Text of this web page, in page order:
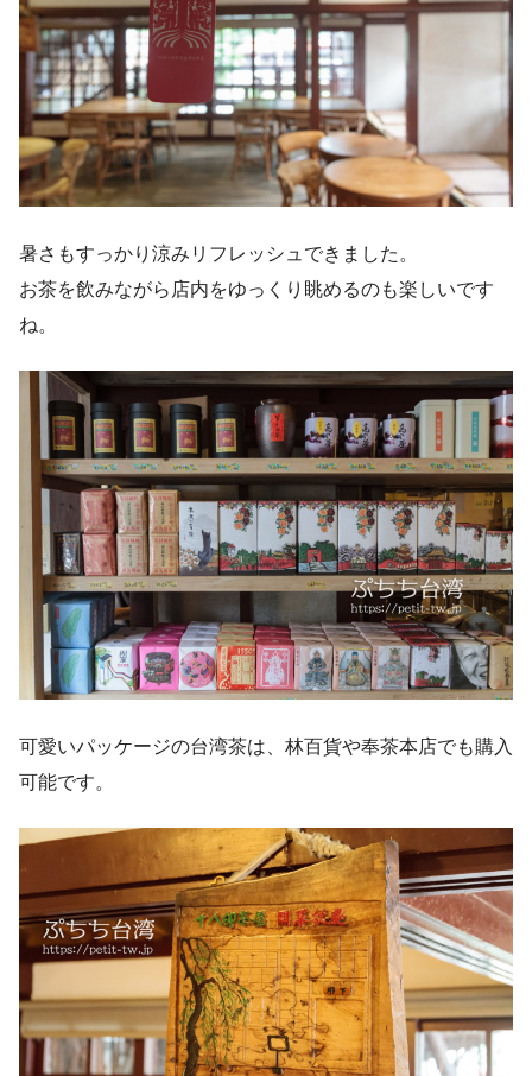
暑さもすっかり涼みリフレッシュできました。
お茶を飲みながら店内をゆっくり眺めるのも楽しいです
ね。
可愛いパッケージの台湾茶は、林百貨や奉茶本店でも購入
可能です。